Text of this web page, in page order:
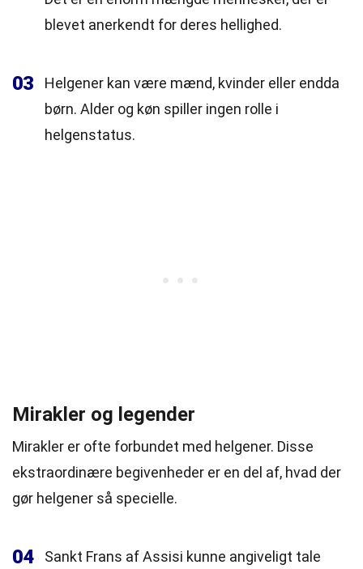
blevet anerkendt for deres hellighed.
03
Helgener kan være mænd, kvinder eller endda
børn. Alder og køn spiller ingen rolle i
helgenstatus.
Mirakler og legender
Mirakler er ofte forbundet med helgener. Disse
ekstraordinære begivenheder er en del af, hvad der
gør helgener så specielle.
04
Sankt Frans af Assisi kunne angiveligt tale